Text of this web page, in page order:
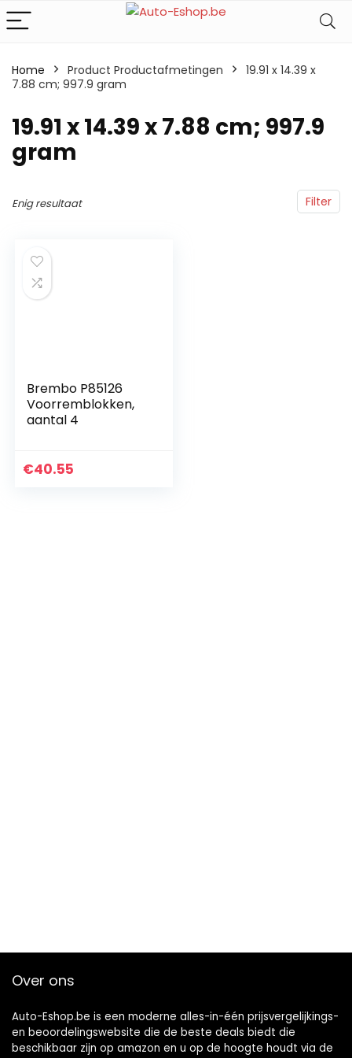
Home Product Productafmetingen
‎19.91 x 14.39 x
7.88 cm; 997.9 gram
‎19.91 x 14.39 x 7.88 cm; 997.9
gram
Filter
Enig resultaat
Brembo P85126
Voorremblokken,
aantal 4
€40.55
Over ons
Auto-Eshop.be is een moderne alles-in-één prijsvergelijkings-
en beoordelingswebsite die de beste deals biedt die
beschikbaar zijn op amazon en u op de hoogte houdt via de